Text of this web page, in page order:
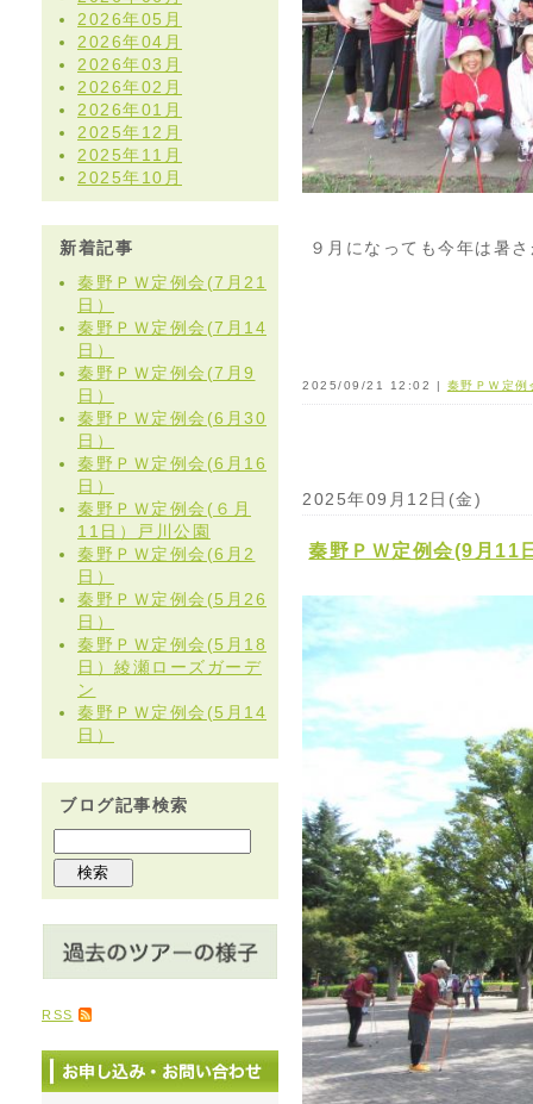
2026年05月
2026年04月
2026年03月
2026年02月
2026年01月
2025年12月
2025年11月
2025年10月
新着記事
秦野ＰＷ定例会(7月21
日）
秦野ＰＷ定例会(7月14
日）
秦野ＰＷ定例会(7月9
日）
秦野ＰＷ定例会(6月30
日）
秦野ＰＷ定例会(6月16
日）
秦野ＰＷ定例会(６月
11日）戸川公園
秦野ＰＷ定例会(6月2
日）
秦野ＰＷ定例会(5月26
日）
秦野ＰＷ定例会(5月18
日）綾瀬ローズガーデ
ン
秦野ＰＷ定例会(5月14
日）
ブログ記事検索
RSS
９月になっても今年は暑
2025/09/21 12:02 | 秦野ＰＷ定例
2025年09月12日(金)
秦野ＰＷ定例会(9月11